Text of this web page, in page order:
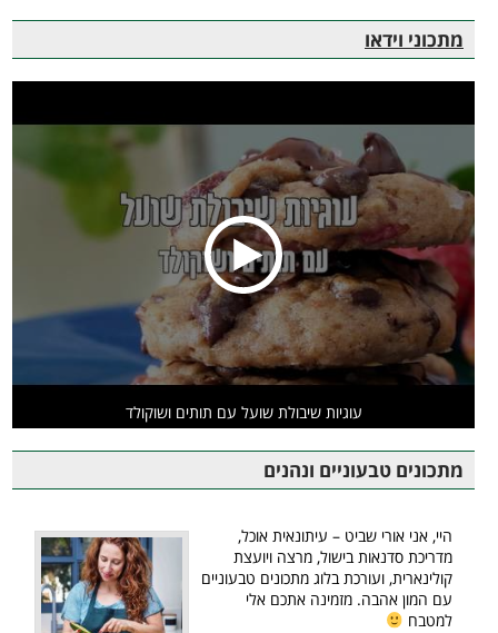
מתכוני וידאו
עוגיות שיבולת שועל עם תותים ושוקולד
מתכונים טבעוניים ונהנים
היי, אני אורי שביט – עיתונאית אוכל,
מדריכת סדנאות בישול, מרצה ויועצת
קולינארית, ועורכת בלוג מתכונים טבעוניים
עם המון אהבה. מזמינה אתכם אלי
למטבח